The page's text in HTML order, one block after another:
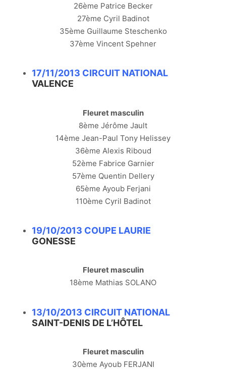
26ème Patrice Becker
27ème Cyril Badinot
35ème Guillaume Steschenko
37ème Vincent Spehner
17/11/2013 CIRCUIT NATIONAL
VALENCE
Fleuret masculin
8ème Jérôme Jault
14ème Jean-Paul Tony Helissey
36ème Alexis Riboud
52ème Fabrice Garnier
57ème Quentin Dellery
65ème Ayoub Ferjani
110ème Cyril Badinot
19/10/2013 COUPE LAURIE
GONESSE
Fleuret masculin
18ème Mathias SOLANO
13/10/2013 CIRCUIT NATIONAL
SAINT-DENIS DE L’HÔTEL
Fleuret masculin
30ème Ayoub FERJANI